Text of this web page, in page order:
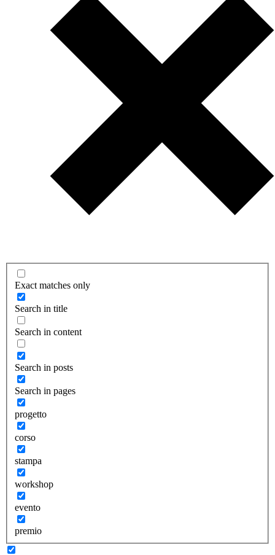
Exact matches only
Search in title
Search in content
Search in posts
Search in pages
progetto
corso
stampa
workshop
evento
premio